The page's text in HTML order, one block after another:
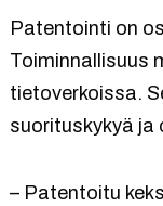
Patentointi on
Toiminnallisuus
tietoverkoissa.
suorituskykyä ja
– Patentoitu